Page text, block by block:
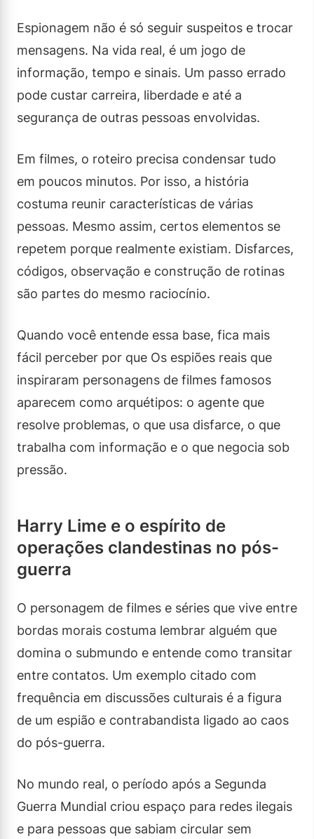
Espionagem não é só seguir suspeitos e trocar
mensagens. Na vida real, é um jogo de
informação, tempo e sinais. Um passo errado
pode custar carreira, liberdade e até a
segurança de outras pessoas envolvidas.
Em filmes, o roteiro precisa condensar tudo
em poucos minutos. Por isso, a história
costuma reunir características de várias
pessoas. Mesmo assim, certos elementos se
repetem porque realmente existiam. Disfarces,
códigos, observação e construção de rotinas
são partes do mesmo raciocínio.
Quando você entende essa base, fica mais
fácil perceber por que Os espiões reais que
inspiraram personagens de filmes famosos
aparecem como arquétipos: o agente que
resolve problemas, o que usa disfarce, o que
trabalha com informação e o que negocia sob
pressão.
Harry Lime e o espírito de
operações clandestinas no pós-
guerra
O personagem de filmes e séries que vive entre
bordas morais costuma lembrar alguém que
domina o submundo e entende como transitar
entre contatos. Um exemplo citado com
frequência em discussões culturais é a figura
de um espião e contrabandista ligado ao caos
do pós-guerra.
No mundo real, o período após a Segunda
Guerra Mundial criou espaço para redes ilegais
e para pessoas que sabiam circular sem